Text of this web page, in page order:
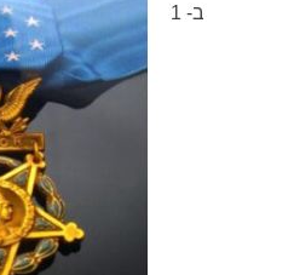
ב- 1